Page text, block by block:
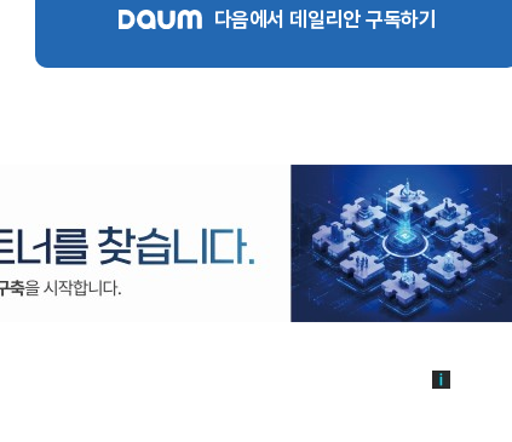
다음에서 데일리안 구독하기